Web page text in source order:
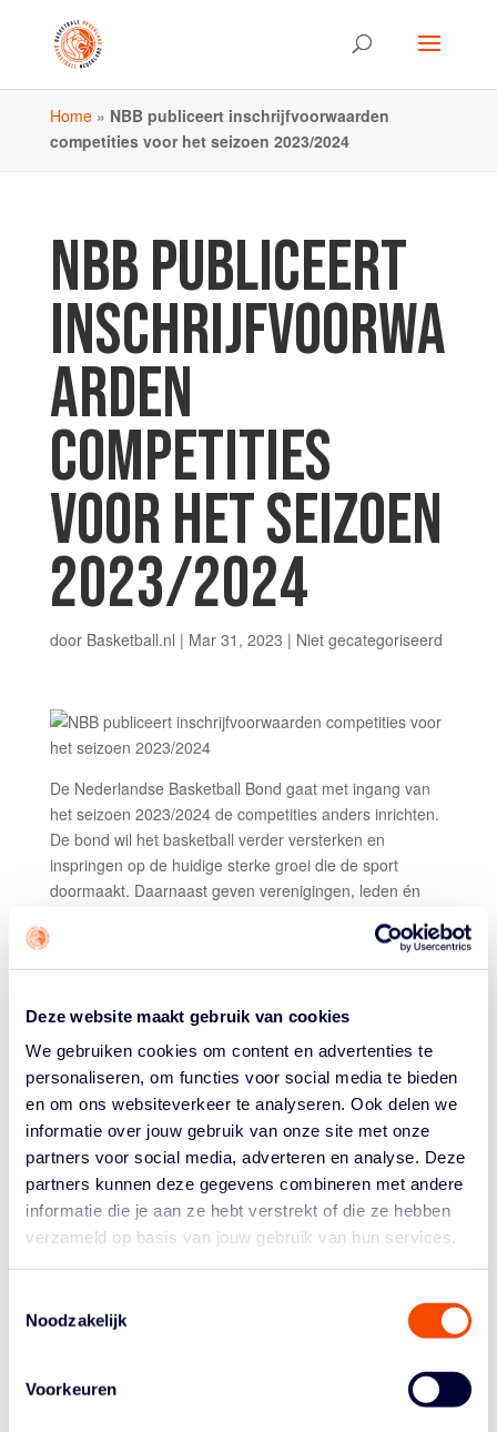
Deze website maakt gebruik van cookies
We gebruiken cookies om content en advertenties te
personaliseren, om functies voor social media te bieden
en om ons websiteverkeer te analyseren. Ook delen we
informatie over jouw gebruik van onze site met onze
partners voor social media, adverteren en analyse. Deze
partners kunnen deze gegevens combineren met andere
informatie die je aan ze hebt verstrekt of die ze hebben
verzameld op basis van jouw gebruik van hun services.
Noodzakelijk
Voorkeuren
Home» NBB publiceert inschrijfvoorwaarden
competities voor het seizoen 2023/2024
NBB PUBLICEERT
INSCHRIJFVOORWA
ARDEN
COMPETITIES
VOOR HET SEIZOEN
2023/2024
door Basketball.nl | Mar 31, 2023 | Niet gecategoriseerd
De Nederlandse Basketball Bond gaat met ingang van
het seizoen 2023/2024 de competities anders inrichten.
De bond wil het basketball verder versterken en
inspringen op de huidige sterke groei die de sport
doormaakt. Daarnaast geven verenigingen, leden én
competitieopzet niet meer helemaal overeen komt met
hun wensen en behoeften. Samen met de verenigingen
besproken en voorbereid.
In onderstaande video die wordt verspreid op sociale
media-kanalen van de NBB, wordt uitgelegd wat er met
ingang van het seizoen 2023/2024 allemaal gaat
veranderen.
Bekijk ook het volledige documentmet
inschrijfvoorwaarden.
https://youtu.be/igAkBy307fU
deze versoepeling van de regels uitpakt voor de
basketballers en de wedstrijden die ze spelen. Met zijn
binnen onze sport, én voor een veilige omgeving waarin